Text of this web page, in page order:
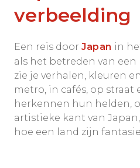
verbeelding
Een reis door Japan in
als het betreden van een
zie je verhalen, kleuren
metro, in cafés, op straat
herkennen hun helden,
artistieke kant van
hoe een land zijn